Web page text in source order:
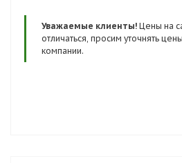
Сертификаты и госты:
ТР ТС 019/2011
Уважаемые клиенты! Цены на
отличаться, просим уточнять
компании.